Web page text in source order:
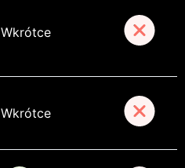
Wkrótce
Wkrótce